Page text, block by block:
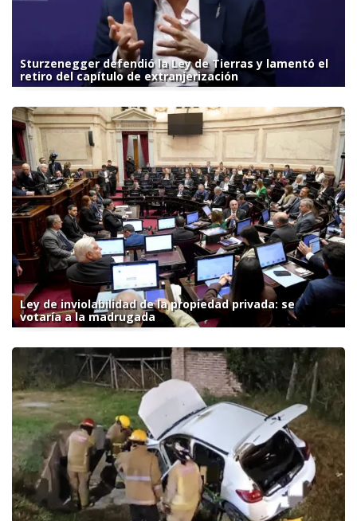
Sturzenegger defendió la Ley de Tierras y lamentó el
retiro del capítulo de extranjerización
Ley de inviolabilidad de la propiedad privada: se
votaría a la madrugada